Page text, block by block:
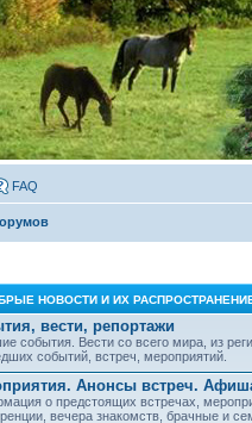
FAQ
НОВОСТИ И ИХ
вести, репортажи
события. Вести со всего мира, из
событий, встреч, мероприятий.
Анонсы встреч.
о предстоящих встречах,
вечера знакомств, брачные и